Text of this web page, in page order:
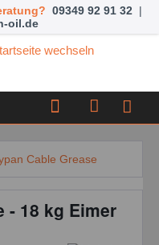
09349 92 91 32 |
oil.de
Cable Grease
- 18 kg Eimer